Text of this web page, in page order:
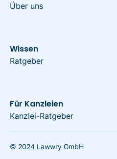
Über uns
Wissen
Ratgeber
Für Kanzleien
Kanzlei-Ratgeber
© 2024 Lawwry GmbH